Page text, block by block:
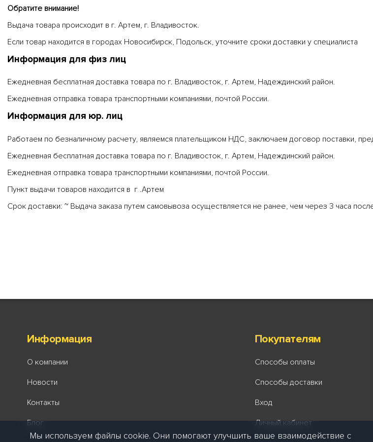
Мы используем файлы cookie. Они помогают улучшить ваше взаимодействие с
Обратите внимание!
Выдача товара происходит в г. Артем, г. Владивосток.
Если товар находится в городах Новосибирск, Подольск, уточните сроки доставки у специалиста
Информация для физ лиц
Ежедневная бесплатная доставка товара по г. Владивосток, г. Артем, Надеждинский район.
Ежедневная отправка товара транспортными компаниями, почтой России.
Информация для юр. лиц
Работаем по безналичному расчету, являемся плательщиком НДС, заключаем договор поставки,
Ежедневная бесплатная доставка товара по г. Владивосток, г. Артем, Надеждинский район.
Ежедневная отправка товара транспортными компаниями, почтой России.
Пункт выдачи товаров находится в г .Артем
Срок доставки: ~ Выдача заказа путем самовывоза осуществляется не ранее, чем через 3 часа
Информация
О компании
Новости
Контакты
Блог
Покупателям
Способы оплаты
Способы доставки
Вход
Личный кабинет